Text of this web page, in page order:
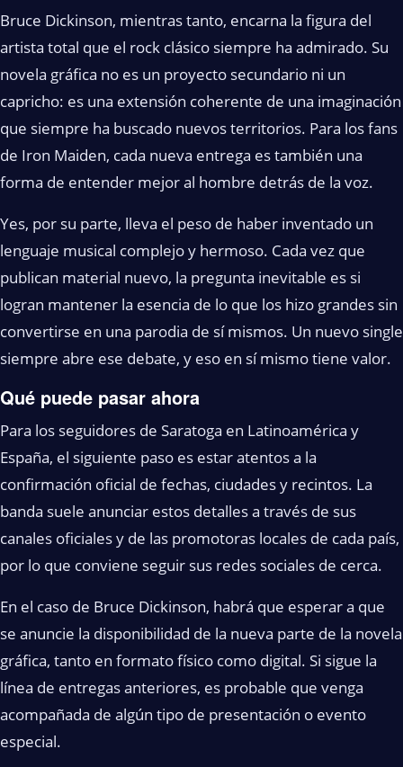
Bruce Dickinson, mientras tanto, encarna la figura del
artista total que el rock clásico siempre ha admirado. Su
novela gráfica no es un proyecto secundario ni un
capricho: es una extensión coherente de una imaginación
que siempre ha buscado nuevos territorios. Para los fans
de Iron Maiden, cada nueva entrega es también una
forma de entender mejor al hombre detrás de la voz.
Yes, por su parte, lleva el peso de haber inventado un
lenguaje musical complejo y hermoso. Cada vez que
publican material nuevo, la pregunta inevitable es si
logran mantener la esencia de lo que los hizo grandes sin
convertirse en una parodia de sí mismos. Un nuevo single
siempre abre ese debate, y eso en sí mismo tiene valor.
Qué puede pasar ahora
Para los seguidores de Saratoga en Latinoamérica y
España, el siguiente paso es estar atentos a la
confirmación oficial de fechas, ciudades y recintos. La
banda suele anunciar estos detalles a través de sus
canales oficiales y de las promotoras locales de cada país,
por lo que conviene seguir sus redes sociales de cerca.
En el caso de Bruce Dickinson, habrá que esperar a que
se anuncie la disponibilidad de la nueva parte de la novela
gráfica, tanto en formato físico como digital. Si sigue la
línea de entregas anteriores, es probable que venga
acompañada de algún tipo de presentación o evento
especial.